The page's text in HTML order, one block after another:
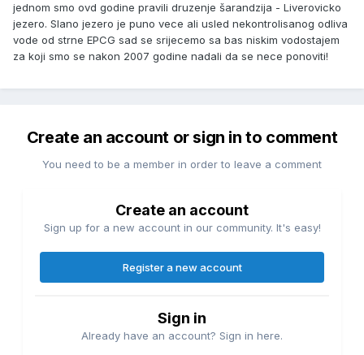
jednom smo ovd godine pravili druzenje šarandzija - Liverovicko
jezero. Slano jezero je puno vece ali usled nekontrolisanog odliva
vode od strne EPCG sad se srijecemo sa bas niskim vodostajem
za koji smo se nakon 2007 godine nadali da se nece ponoviti!
Create an account or sign in to comment
You need to be a member in order to leave a comment
Create an account
Sign up for a new account in our community. It's easy!
Register a new account
Sign in
Already have an account? Sign in here.